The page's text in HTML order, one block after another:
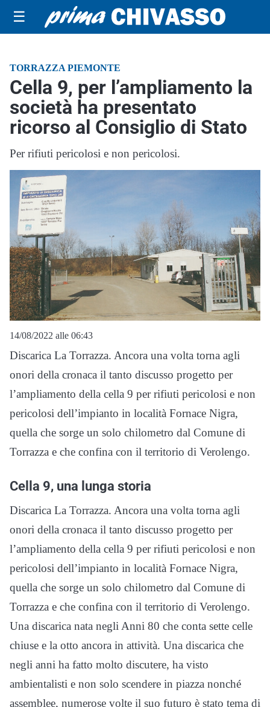
☰
TORRAZZA PIEMONTE
Cella 9, per l’ampliamento la
società ha presentato
ricorso al Consiglio di Stato
Per rifiuti pericolosi e non pericolosi.
14/08/2022 alle 06:43
Discarica La Torrazza. Ancora una volta torna agli
onori della cronaca il tanto discusso progetto per
l’ampliamento della cella 9 per rifiuti pericolosi e non
pericolosi dell’impianto in località Fornace Nigra,
quella che sorge un solo chilometro dal Comune di
Torrazza e che confina con il territorio di Verolengo.
Cella 9, una lunga storia
Discarica La Torrazza. Ancora una volta torna agli
onori della cronaca il tanto discusso progetto per
l’ampliamento della cella 9 per rifiuti pericolosi e non
pericolosi dell’impianto in località Fornace Nigra,
quella che sorge un solo chilometro dal Comune di
Torrazza e che confina con il territorio di Verolengo.
Una discarica nata negli Anni 80 che conta sette celle
chiuse e la otto ancora in attività. Una discarica che
negli anni ha fatto molto discutere, ha visto
ambientalisti e non solo scendere in piazza nonché
assemblee, numerose volte il suo futuro è stato tema di